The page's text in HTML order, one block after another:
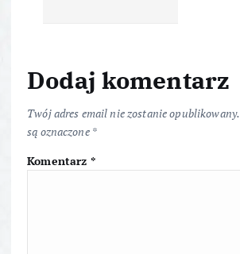
c
j
a
Dodaj komentarz
Twój adres email nie zostanie opublikowany.
są oznaczone *
Komentarz *